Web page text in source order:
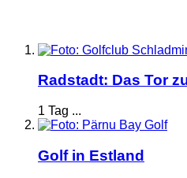
Radstadt: Das Tor
1 Tag ...
Golf in Estland